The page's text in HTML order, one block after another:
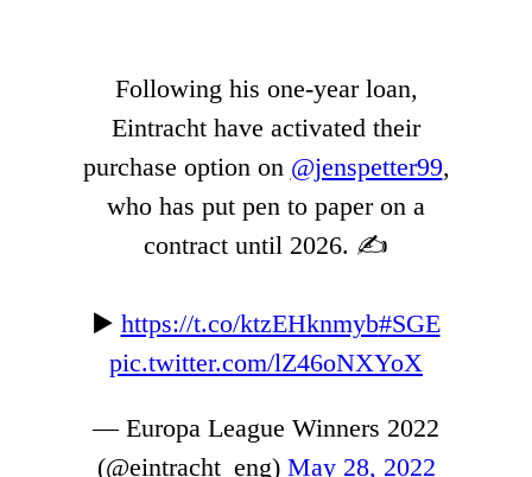
Following his one-year loan,
Eintracht have activated their
purchase option on @jenspetter99,
who has put pen to paper on a
contract until 2026. ✍️
▶️ https://t.co/ktzEHknmyb#SGE
pic.twitter.com/lZ46oNXYoX
— Europa League Winners 2022
(@eintracht_eng) May 28, 2022